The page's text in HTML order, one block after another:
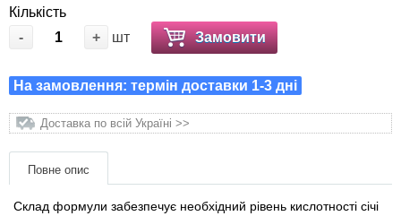
Кількість
-
+ шт Замовити
На замовлення: термін доставки 1-3 дні
Доставка по всій Україні >>
Повне опис
Склад формули забезпечує необхідний рівень кислотності січі
Подарункові сертифікати
Товари для гризунів
Товари для коней
Товари для людей